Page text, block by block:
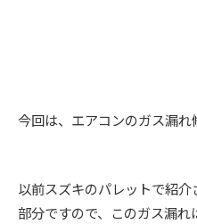
今回は、エアコンのガス漏れ
以前スズキのパレットで紹
部分ですので、このガス漏